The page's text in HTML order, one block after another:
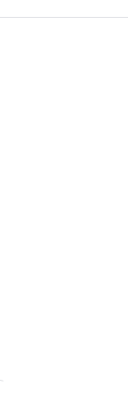
lounger, bar ved poolen